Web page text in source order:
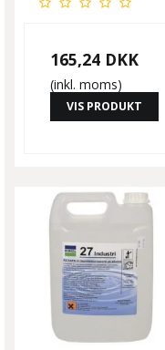
165,24 DKK
(inkl. moms)
VIS PRODUKT